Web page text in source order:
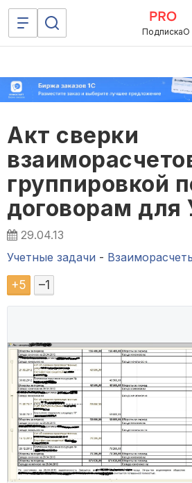
ПодпискаО
Акт сверки
группировкой
договорам для
29.04.13
Учетные задачи -
+5 –1